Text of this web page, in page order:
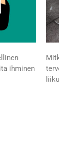
ihminen